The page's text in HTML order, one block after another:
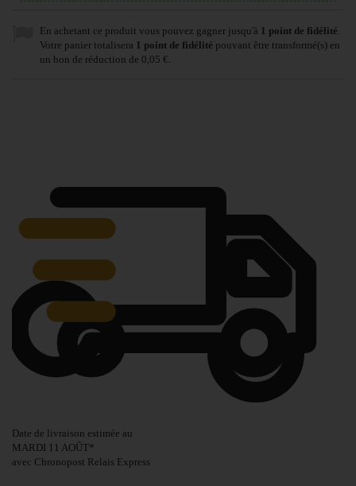
En achetant ce produit vous pouvez gagner jusqu'à 1 point de fidélité
Votre panier totalisera 1 point de fidélité pouvant être transformé(s) en
un bon de réduction de 0,05 €
Date de livraison estimée au
MARDI 11 AOÛT*
avec Chronopost Relais Express